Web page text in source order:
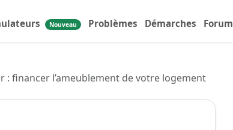
Nouveau Problèmes Démarches Forum
: financer l’ameublement de votre logement